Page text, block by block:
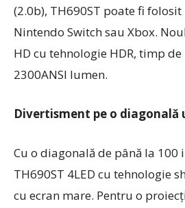
(2.0b), TH690ST poate fi
Nintendo Switch sau Xbox.
HD cu tehnologie HDR, timp
2300ANSI lumen.
Divertisment pe o diagonală
Cu o diagonală de până la
TH690ST 4LED cu tehnologie
cu ecran mare. Pentru o